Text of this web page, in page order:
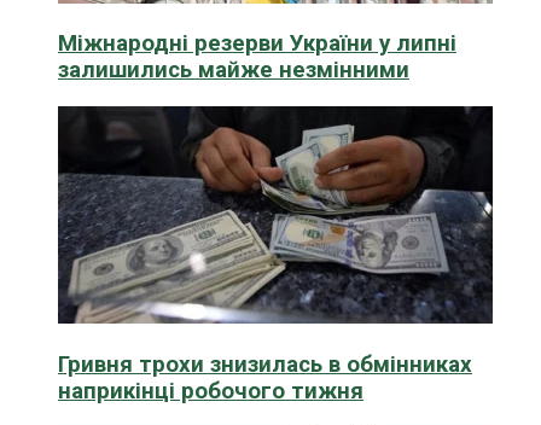
Міжнародні резерви України у липні
залишились майже незмінними
Гривня трохи знизилась в обмінниках
наприкінці робочого тижня